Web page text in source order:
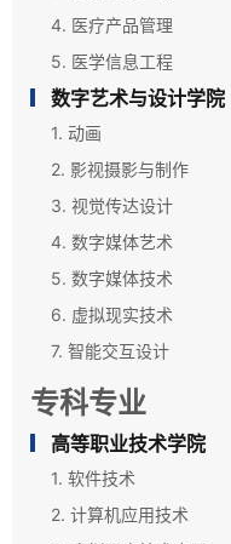
4. 医疗产品管理
5. 医学信息工程
数字艺术与设计学院
1. 动画
2. 影视摄影与制作
3. 视觉传达设计
4. 数字媒体艺术
5. 数字媒体技术
6. 虚拟现实技术
7. 智能交互设计
专科专业
高等职业技术学院
1. 软件技术
2. 计算机应用技术